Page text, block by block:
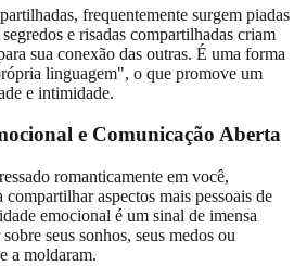
frequentemente surgem piadas
e risadas compartilhadas criam
sua conexão das outras. É uma forma
linguagem", o que promove um
e intimidade.
e Comunicação Aberta
romanticamente em você,
compartilhar aspectos mais pessoais de
emocional é um sinal de imensa
seus sonhos, seus medos ou
a moldaram.